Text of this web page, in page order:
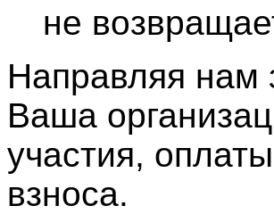
не
Направляя нам
Ваша
участия,
взноса.